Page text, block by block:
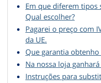
Em que diferem tipos
Qual escolher?
Pagarei o preço com
da UE.
Que garantia
Na nossa loja
Instruções para